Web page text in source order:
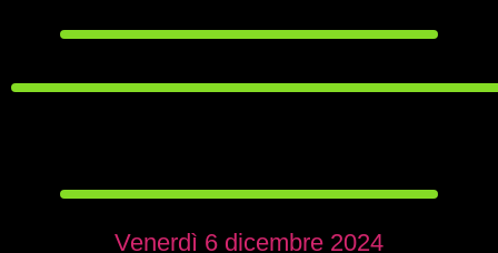
Venerdì 6 dicembre 2024